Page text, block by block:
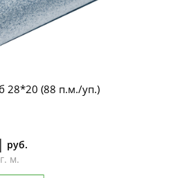
28*20 (88 п.м./уп.)
руб.
м.